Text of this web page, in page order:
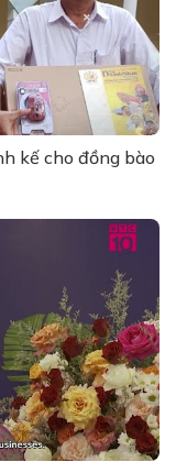
kế cho đồng bào